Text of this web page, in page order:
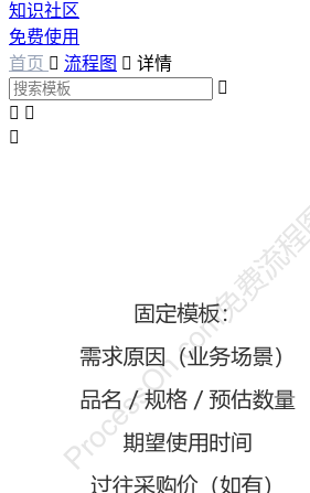
知识社区
免费使用
首页  流程图  详情

 
